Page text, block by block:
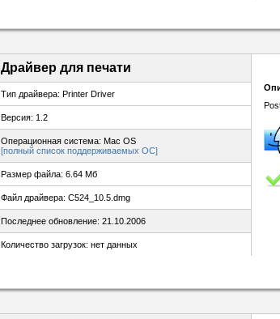
Драйвер для печати
Тип драйвера: Printer Driver
Версия: 1.2
Операционная система: Mac OS
[полный список поддерживаемых ОС]
Размер файла: 6.64 Мб
Файл драйвера: C524_10.5.dmg
Последнее обновление: 21.10.2006
Количество загрузок: нет данных